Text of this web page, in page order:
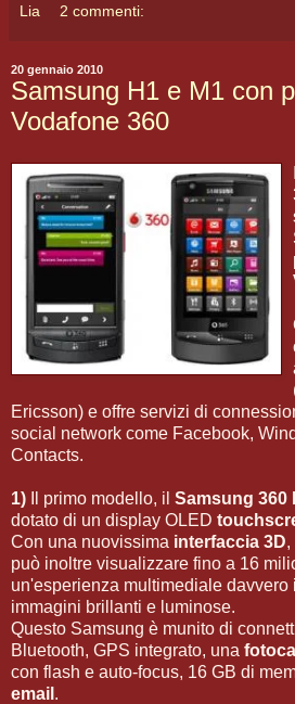
Lia 2 commenti:
20 gennaio 2010
Samsung H1 e M1 con
Vodafone 360
Ericsson) e offre servizi di
social network come Facebook,
Contacts.
1) Il primo modello, il Samsung 360
dotato di un display OLED
Con una nuovissima interfaccia 3D,
può inoltre visualizzare fino a 16
un'esperienza multimediale davvero
immagini brillanti e luminose.
Questo Samsung è munito di
Bluetooth, GPS integrato, una
con flash e auto-focus, 16 GB di
email .